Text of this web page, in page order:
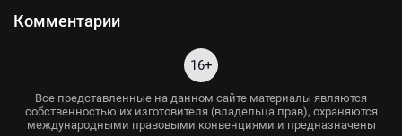
Комментарии
16+
Все представленные на данном сайте материалы являются
собственностью их изготовителя (владельца прав), охраняются
международными правовыми конвенциями и предназначены